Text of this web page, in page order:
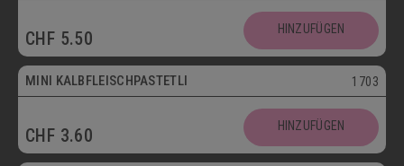
CHF 5.50 HINZUFÜGEN
Mini
MINI KALBFLEISCHPASTETLI 1703
CHF 3.60 HINZUFÜGEN